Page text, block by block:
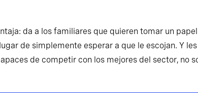
da a los familiares que quieren tomar un
de simplemente esperar a que le escojan. Y
de competir con los mejores del sector, no